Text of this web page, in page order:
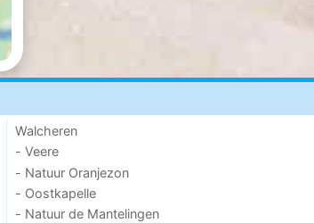
Walcheren
- Veere
- Natuur Oranjezon
- Oostkapelle
- Natuur de Mantelingen